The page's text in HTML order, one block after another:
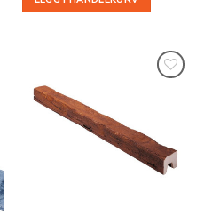
kr 1
902.
kr 1
798.
ønskeliste